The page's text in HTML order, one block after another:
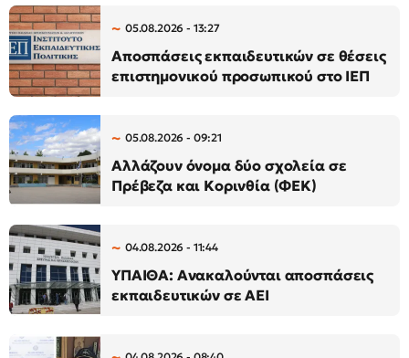
05.08.2026 - 13:27
Αποσπάσεις εκπαιδευτικών σε θέσεις
επιστημονικού προσωπικού στο ΙΕΠ
05.08.2026 - 09:21
Αλλάζουν όνομα δύο σχολεία σε
Πρέβεζα και Κορινθία (ΦΕΚ)
04.08.2026 - 11:44
ΥΠΑΙΘΑ: Ανακαλούνται αποσπάσεις
εκπαιδευτικών σε ΑΕΙ